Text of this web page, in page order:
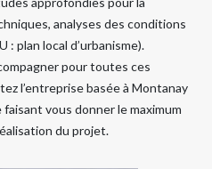
analyses des conditions
: plan local d’urbanisme).
pour toutes ces
l’entreprise basée à Montanay
vous donner le maximum
du projet.